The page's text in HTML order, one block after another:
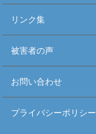
リンク集
被害者の声
お問い合わせ
プライバシーポリシー